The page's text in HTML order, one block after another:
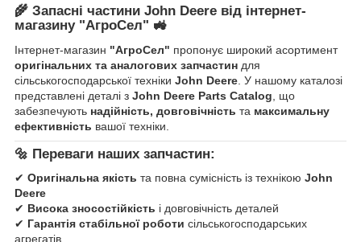
🌾 Запасні частини John Deere від інтернет-
магазину "АгроСел" 🚜
Інтернет-магазин "АгроСел" пропонує широкий асортимент
оригінальних та аналогових запчастин для
сільськогосподарської техніки John Deere . У нашому каталозі
представлені деталі з John Deere Parts Catalog , що
забезпечують надійність, довговічність та максимальну
ефективність вашої техніки.
🔩 Переваги наших запчастин:
✔ Оригінальна якість та повна сумісність із технікою John
Deere
✔ Висока зносостійкість і довговічність деталей
✔ Гарантія стабільної роботи сільськогосподарських
агрегатів